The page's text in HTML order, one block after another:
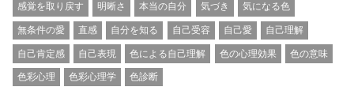
感覚を取り戻す 明晰さ 本当の自分 気づき 気になる色
無条件の愛 直感 自分を知る 自己受容 自己愛 自己理解
自己肯定感 自己表現 色による自己理解 色の心理効果 色の意味
色彩心理 色彩心理学 色診断